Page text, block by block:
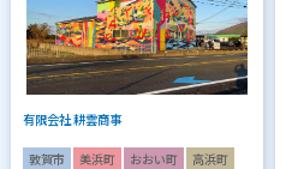
有限会社 耕雲商事
敦賀市 美浜町 おおい町 高浜町